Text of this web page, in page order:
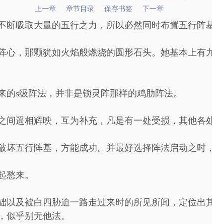
上一章 章节目录 保存书签 下一章
断吸取大量的五行之力，所以必然同时布置五行阵
心，那颗犹如火焰般燃烧的圆形石头。她基本上有
s级阵法，并非是锁灵阵那样的鸡肋阵法。
间遥相辉映，互为补充，凡是有一处受损，其他各
坏五行阵基，方能成功。并最好选择阵法启动之时
愁来。
以及被白四胁迫一路走过来时的所见所闻，定位出
乎别无他法。